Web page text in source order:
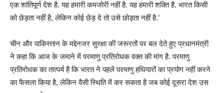
एक शांतिपूर्ण देश है. यह हमारी कमजोरी नहीं है. यह हमारी शक्ति है. भारत किसी
को छेड़ता नहीं है, लेकिन कोई छेड़ दे तो उसे छोड़ता नहीं है.’
चीन और पाकिस्तान के मद्देनजर सुरक्षा की जरूरतों पर बल देते हुए प्रधानमंत्री
ने कहा कि आज के जमाने में परमाणु प्रतिरोधक वक्त की मांग है. परमाणु
प्रतिरोधक का तात्पर्य है कि भारत ने पहले परमाणु हथियारों का प्रयोग नहीं करने
का फैसला किया है, लेकिन वैसी स्थिति में कर सकता है जब कोई दूसरा देश उस